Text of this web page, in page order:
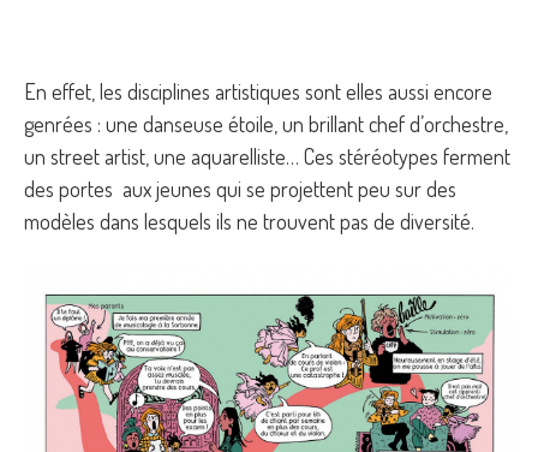
En effet, les disciplines artistiques sont elles aussi encore
genrées : une danseuse étoile, un brillant chef d’orchestre,
un street artist, une aquarelliste… Ces stéréotypes ferment
des portes aux jeunes qui se projettent peu sur des
modèles dans lesquels ils ne trouvent pas de diversité.